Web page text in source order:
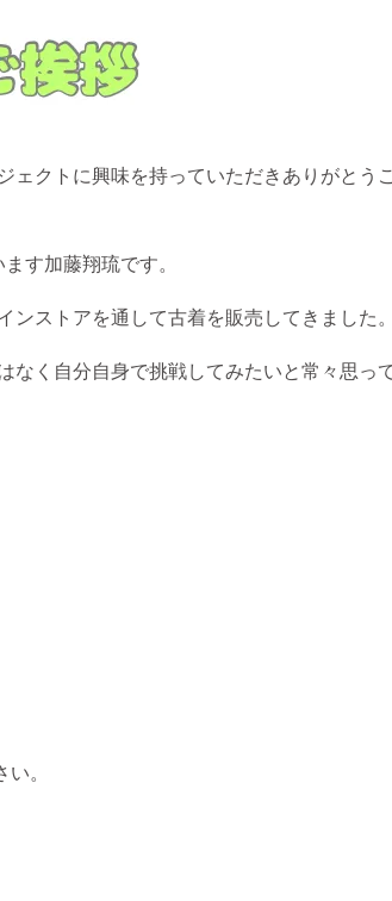
ェクトに興味を持っていただきありがとう
す加藤翔琉です。
ストアを通して古着を販売してきました。
なく自分自身で挑戦してみたいと常々思っ
。